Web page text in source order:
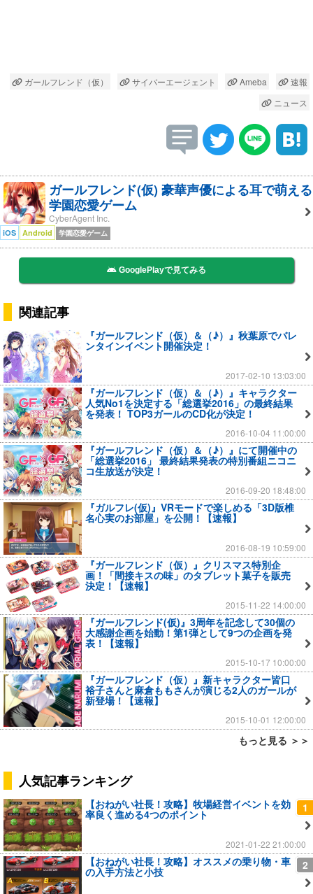
ガールフレンド（仮） サイバーエージェント Ameba
速報
ニュース
ガールフレンド(仮) 豪華声優による耳で萌える
学園恋愛ゲーム
CyberAgent Inc.
iOS Android 学園恋愛ゲーム
GooglePlayで見てみる
関連記事
『ガールフレンド（仮）＆（♪）』秋葉原でバレ
ンタインイベント開催決定！
2017-02-10 13:03:00
『ガールフレンド（仮）＆（♪）』キャラクター
人気No1を決定する「総選挙2016」の最終結果
を発表！ TOP3ガールのCD化が決定！
2016-10-04 11:00:00
『ガールフレンド（仮）＆（♪）』にて開催中の
「総選挙2016」 最終結果発表の特別番組ニコニ
コ生放送が決定！
2016-09-20 18:48:00
『ガルフレ(仮)』VRモードで楽しめる「3D版椎
名心実のお部屋」を公開！【速報】
2016-08-19 10:59:00
『ガールフレンド（仮）』クリスマス特別企
画！「間接キスの味」のタブレット菓子を販売
決定！【速報】
2015-11-22 14:00:00
『ガールフレンド(仮)』3周年を記念して30個の
大感謝企画を始動！第1弾として9つの企画を発
表！【速報】
2015-10-17 10:00:00
『ガールフレンド（仮）』新キャラクター皆口
裕子さんと麻倉ももさんが演じる2人のガールが
新登場！【速報】
2015-10-01 12:00:00
もっと見る ＞＞
人気記事ランキング
1
【おねがい社長！攻略】牧場経営イベントを効
率良く進める4つのポイント
2021-01-22 21:00:00
2
【おねがい社長！攻略】オススメの乗り物・車
の入手方法と小技